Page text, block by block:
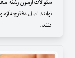
سئوالات آزمون رشته
کنند .